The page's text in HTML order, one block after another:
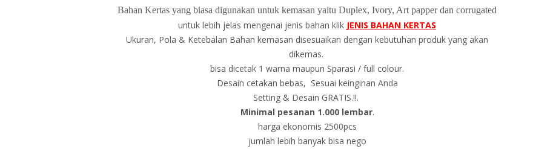
Bahan Kertas yang biasa digunakan untuk kemasan yaitu Duplex, Ivory, Art papper dan corrugated
untuk lebih jelas mengenai jenis bahan klik JENIS BAHAN KERTAS
Ukuran, Pola & Ketebalan Bahan kemasan disesuaikan dengan kebutuhan produk yang akan
dikemas.
bisa dicetak 1 warna maupun Sparasi / full colour.
Desain cetakan bebas, Sesuai keinginan Anda
Setting & Desain GRATIS.!!.
Minimal pesanan 1.000 lembar.
harga ekonomis 2500pcs
jumlah lebih banyak bisa nego